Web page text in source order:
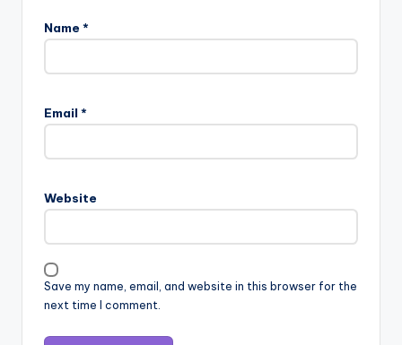
Name *
Email *
Website
Save my name, email, and website in this browser for the
next time I comment.